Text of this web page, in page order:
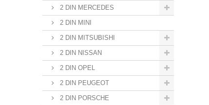
2 DIN MERCEDES
2 DIN MINI
2 DIN MITSUBISHI
2 DIN NISSAN
2 DIN OPEL
2 DIN PEUGEOT
2 DIN PORSCHE